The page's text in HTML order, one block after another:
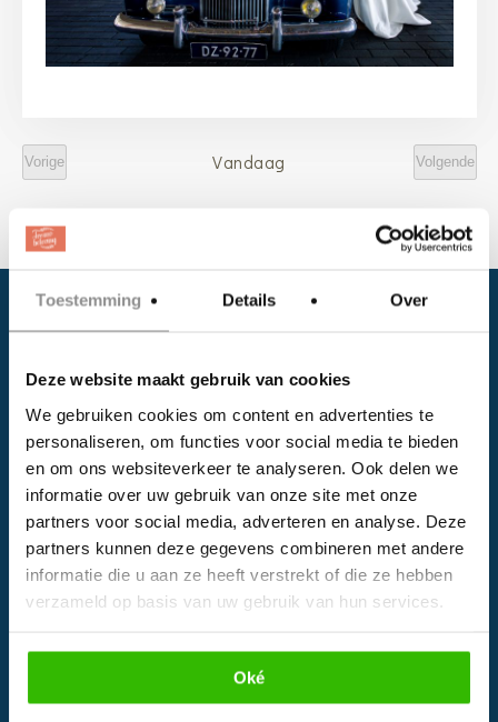
Toestemming Details Over
Deze website maakt gebruik van cookies
We gebruiken cookies om content en advertenties te
personaliseren, om functies voor social media te bieden
en om ons websiteverkeer te analyseren. Ook delen we
informatie over uw gebruik van onze site met onze
partners voor social media, adverteren en analyse. Deze
partners kunnen deze gegevens combineren met andere
informatie die u aan ze heeft verstrekt of die ze hebben
verzameld op basis van uw gebruik van hun services.
Oké
Vorige
Evenementen
Vandaag
Volgende
Facebook
Instagram
EVENTS
Impressie